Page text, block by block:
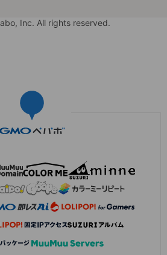
Inc. All rights reserved.